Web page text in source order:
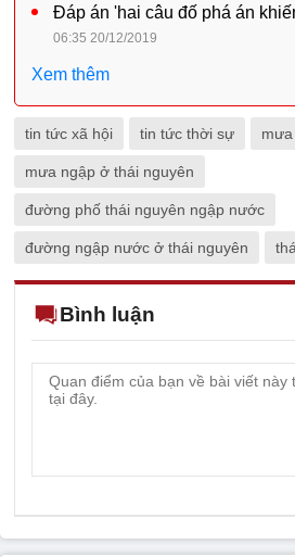
Đáp án 'hai câu đố phá án
06:35 20/12/2019
Xem thêm
tin tức xã hội tin tức thời sự
mưa ngập ở thái nguyên
đường phố thái nguyên ngập nước
đường ngập nước ở thái nguyên
Bình luận